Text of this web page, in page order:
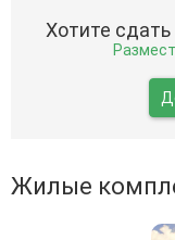
Хотите
Жилые